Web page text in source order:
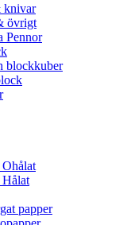
knivar
övrigt
Pennor
blockkuber
papper